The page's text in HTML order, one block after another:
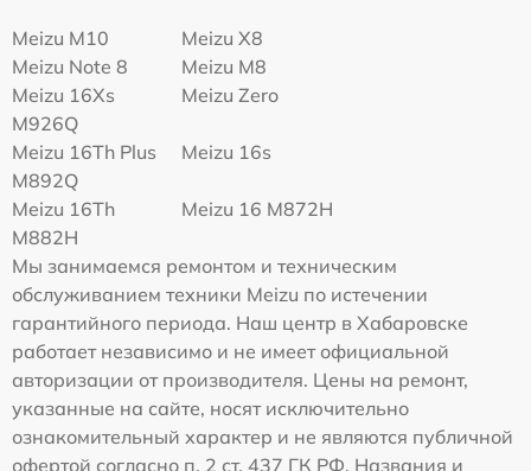
Meizu M10
Meizu X8
Meizu Note 8
Meizu M8
Meizu 16Xs
M926Q
Meizu Zero
Meizu 16Th Plus
M892Q
Meizu 16s
Meizu 16Th
M882H
Meizu 16 M872H
Мы занимаемся ремонтом и техническим
обслуживанием техники Meizu по истечении
гарантийного периода. Наш центр в Хабаровске
работает независимо и не имеет официальной
авторизации от производителя. Цены на ремонт,
указанные на сайте, носят исключительно
ознакомительный характер и не являются публичной
офертой согласно п. 2 ст. 437 ГК РФ. Названия и